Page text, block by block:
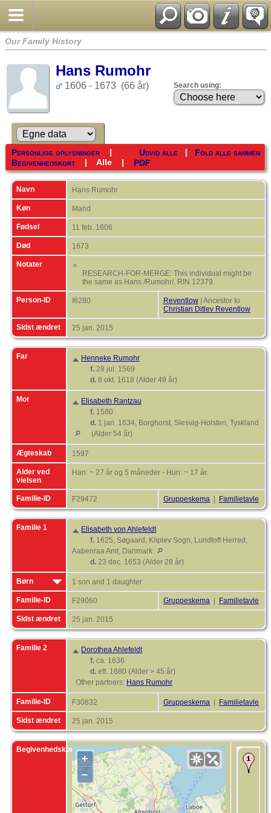
Our Family History
Hans Rumohr
1606 - 1673 (66 år) Search using:
Udvid alle | Fold alle sammen
Personlige oplysninger|
Begivenhedskort| Alle| PDF
Navn Hans Rumohr
Køn Mand
Fødsel 11 feb. 1606
Død 1673
Notater
RESEARCH-FOR-MERGE: This individual might be
the same as Hans /Rumohr/, RIN 12379.
Person-ID I6280 Reventlow | Ancestor to
Christian Ditlev Reventlow
Sidst ændret 25 jan. 2015
Far
Henneke Rumohr
f. 28 jul. 1569
d. 8 okt. 1618 (Alder 49 år)
Mor
Elisabeth Rantzau
f. 1580
d. 1 jan. 1634, Borghorst, Slesvig-Holsten, Tyskland
(Alder 54 år)
Ægteskab 1597
Alder ved
vielsen
Han: ~ 27 år og 5 måneder - Hun: ~ 17 år.
Familie-ID F29472 Gruppeskema Familietavle
Familie 1
Elisabeth von Ahlefeldt
f. 1625, Søgaard, Kliplev Sogn, Lundtoft Herred,
Aabenraa Amt, Danmark
d. 23 dec. 1653 (Alder 28 år)
Børn 1 son and 1 daughter
Familie-ID F29060 Gruppeskema Familietavle
Sidst ændret 25 jan. 2015
Familie 2
Dorothea Ahlefeldt
f. ca. 1636
d. eft. 1680 (Alder > 45 år)
Other partners: Hans Rumohr
Familie-ID F30832 Gruppeskema Familietavle
Sidst ændret 25 jan. 2015
Begivenhedskort
+
–